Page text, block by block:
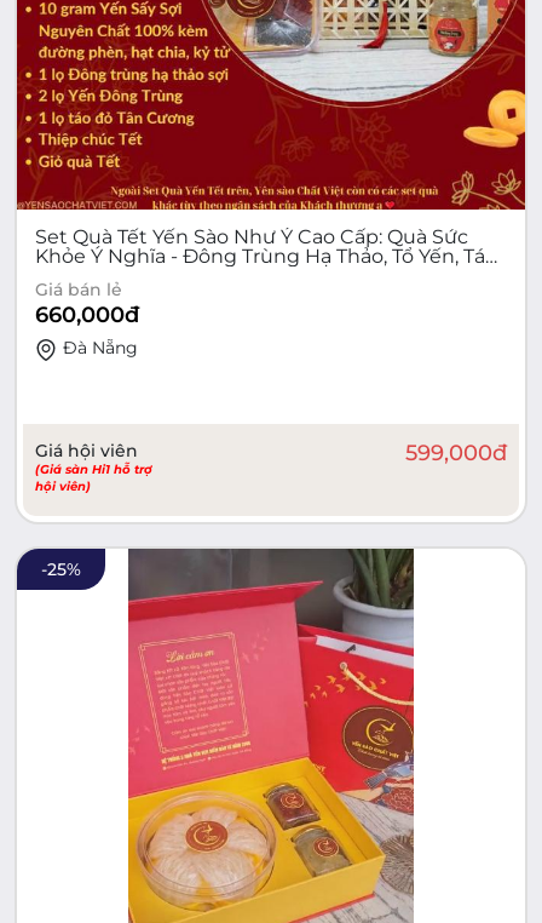
Set Quà Tết Yến Sào Như Ý Cao Cấp: Quà Sức
Khỏe Ý Nghĩa - Đông Trùng Hạ Thảo, Tổ Yến, Táo
Giá bán lẻ
660,000đ
Đà Nẵng
Giá hội viên
(Giá sàn Hi1 hỗ trợ
hội viên)
599,000đ
-25%